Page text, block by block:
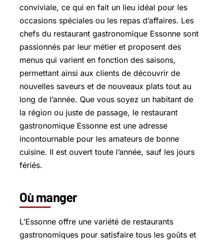
conviviale, ce qui en fait un lieu idéal pour les
occasions spéciales ou les repas d’affaires. Les
chefs du restaurant gastronomique Essonne sont
passionnés par leur métier et proposent des
menus qui varient en fonction des saisons,
permettant ainsi aux clients de découvrir de
nouvelles saveurs et de nouveaux plats tout au
long de l’année. Que vous soyez un habitant de
la région ou juste de passage, le restaurant
gastronomique Essonne est une adresse
incontournable pour les amateurs de bonne
cuisine. Il est ouvert toute l’année, sauf les jours
fériés.
Où manger
L’Essonne offre une variété de restaurants
gastronomiques pour satisfaire tous les goûts et